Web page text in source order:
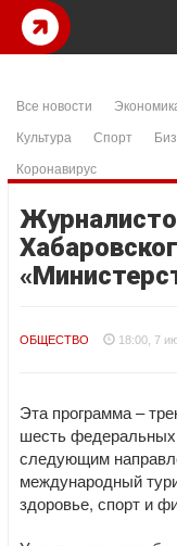
Все новости
Культура
Спорт
Коронавирус
ОБЩЕСТВО 18:00, 7
Эта программа –
шесть
следующим
международный
здоровье, спорт и